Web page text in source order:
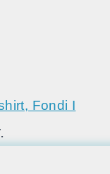
Fondi I